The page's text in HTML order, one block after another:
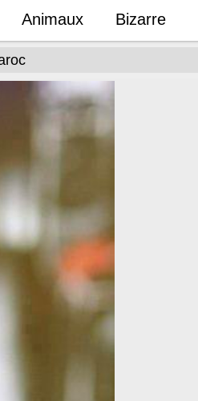
Animaux Bizarre